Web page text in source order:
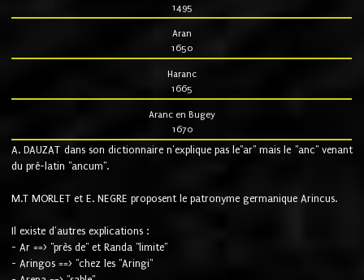
1495
Aran
1650
Haranc
1665
Aranc en Bugey
1670
A. DAUZAT dans son dictionnaire n'explique pas le"ar" mais le "anc" venant
du pré-latin "ancum".
M.T MORLET et E. NEGRE proposent le patronyme germanique Arincus.
Il existe d'autres explications :
- Ar ==> "près de" et Randa "limite"
- Aringos ==> "chez les "Aringi"